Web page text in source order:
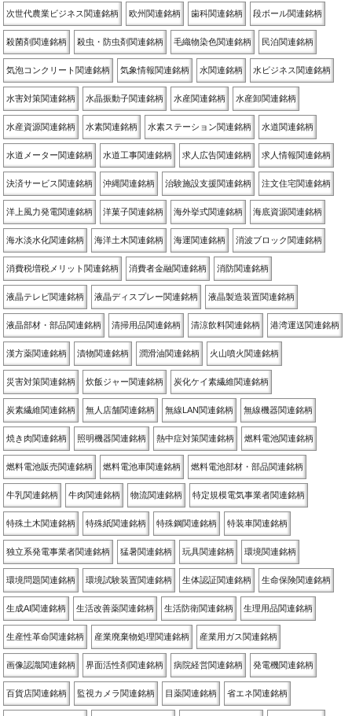
次世代農業ビジネス関連銘柄 欧州関連銘柄 歯科関連銘柄 段ボール関連銘柄
殺菌剤関連銘柄 殺虫・防虫剤関連銘柄 毛織物染色関連銘柄 民泊関連銘柄
気泡コンクリート関連銘柄 気象情報関連銘柄 水関連銘柄 水ビジネス関連銘柄
水害対策関連銘柄 水晶振動子関連銘柄 水産関連銘柄 水産卸関連銘柄
水産資源関連銘柄 水素関連銘柄 水素ステーション関連銘柄 水道関連銘柄
水道メーター関連銘柄 水道工事関連銘柄 求人広告関連銘柄 求人情報関連銘柄
決済サービス関連銘柄 沖縄関連銘柄 治験施設支援関連銘柄 注文住宅関連銘柄
洋上風力発電関連銘柄 洋菓子関連銘柄 海外挙式関連銘柄 海底資源関連銘柄
海水淡水化関連銘柄 海洋土木関連銘柄 海運関連銘柄 消波ブロック関連銘柄
消費税増税メリット関連銘柄 消費者金融関連銘柄 消防関連銘柄
液晶テレビ関連銘柄 液晶ディスプレー関連銘柄 液晶製造装置関連銘柄
液晶部材・部品関連銘柄 清掃用品関連銘柄 清涼飲料関連銘柄 港湾運送関連銘柄
漢方薬関連銘柄 漬物関連銘柄 潤滑油関連銘柄 火山噴火関連銘柄
災害対策関連銘柄 炊飯ジャー関連銘柄 炭化ケイ素繊維関連銘柄
炭素繊維関連銘柄 無人店舗関連銘柄 無線LAN関連銘柄 無線機器関連銘柄
焼き肉関連銘柄 照明機器関連銘柄 熱中症対策関連銘柄 燃料電池関連銘柄
燃料電池販売関連銘柄 燃料電池車関連銘柄 燃料電池部材・部品関連銘柄
牛乳関連銘柄 牛肉関連銘柄 物流関連銘柄 特定規模電気事業者関連銘柄
特殊土木関連銘柄 特殊紙関連銘柄 特殊鋼関連銘柄 特装車関連銘柄
独立系発電事業者関連銘柄 猛暑関連銘柄 玩具関連銘柄 環境関連銘柄
環境問題関連銘柄 環境試験装置関連銘柄 生体認証関連銘柄 生命保険関連銘柄
生成AI関連銘柄 生活改善薬関連銘柄 生活防衛関連銘柄 生理用品関連銘柄
生産性革命関連銘柄 産業廃棄物処理関連銘柄 産業用ガス関連銘柄
画像認識関連銘柄 界面活性剤関連銘柄 病院経営関連銘柄 発電機関連銘柄
百貨店関連銘柄 監視カメラ関連銘柄 目薬関連銘柄 省エネ関連銘柄